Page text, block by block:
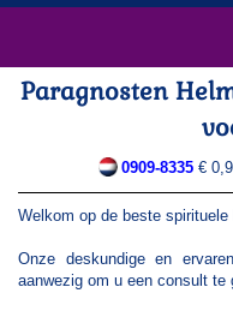
Paragnosten
0909-8335€
Welkom op de beste
Onze deskundige en
aanwezig om u een consult te